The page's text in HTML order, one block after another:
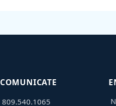
COMUNICATE
809.540.1065